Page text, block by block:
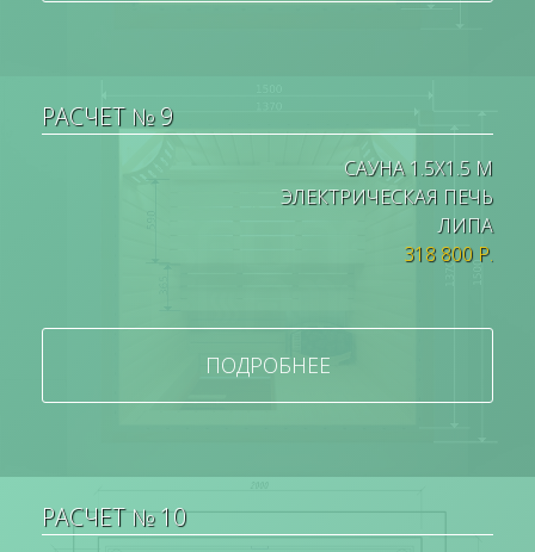
РАСЧЕТ № 9
САУНА 1.5Х1.5 М
ЭЛЕКТРИЧЕСКАЯ ПЕЧЬ
ЛИПА
318 800 Р.
ПОДРОБНЕЕ
РАСЧЕТ № 10